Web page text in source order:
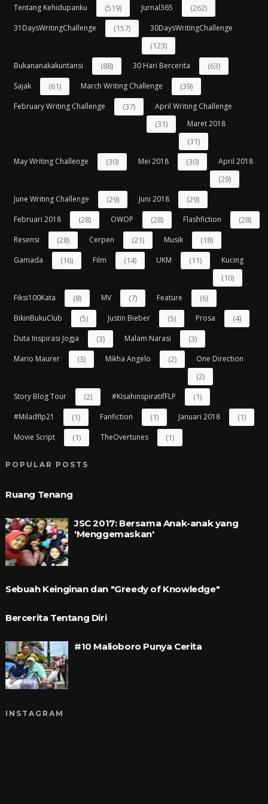
Tentang Kehidupanku (519) Jurnal365 (262)
31DaysWritingChallenge (157) 30DaysWritingChallenge
(123)
Bukananakakuntansi (88) 30 Hari Bercerita (63)
Sajak (61) March Writing Challenge (39)
February Writing Challenge (37) April Writing Challenge
(31) Maret 2018
(31)
May Writing Challenge (30) Mei 2018 (30) April 2018
(29)
June Writing Challenge (29) Juni 2018 (29)
Februari 2018 (28) OWOP (28) Flashfiction (28)
Resensi (28) Cerpen (21) Musik (18)
Gamada (16) Film (14) UKM (11) Kucing
(10)
Fiksi100Kata (8) MV (7) Feature (6)
BikinBukuClub (5) Justin Bieber (5) Prosa (4)
Duta Inspirasi Jogja (3) Malam Narasi (3)
Mario Maurer (3) Mikha Angelo (2) One Direction
(2)
Story Blog Tour (2) #kisahinspiratifFLP (1)
#miladflp21 (1) Fanfiction (1) Januari 2018 (1)
Movie Script (1) TheOvertunes (1)
POPULAR POSTS
Ruang Tenang
JSC 2017: Bersama Anak-anak yang
'Menggemaskan'
Sebuah Keinginan dan "Greedy of Knowledge"
Bercerita Tentang Diri
#10 Malioboro Punya Cerita
INSTAGRAM